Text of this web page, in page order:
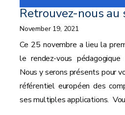
Retrouvez-nous au
November 19, 2021
Ce 25 novembre a lieu la
le rendez-vous
Nous y serons présents pour
référentiel européen des
ses multiples applications.